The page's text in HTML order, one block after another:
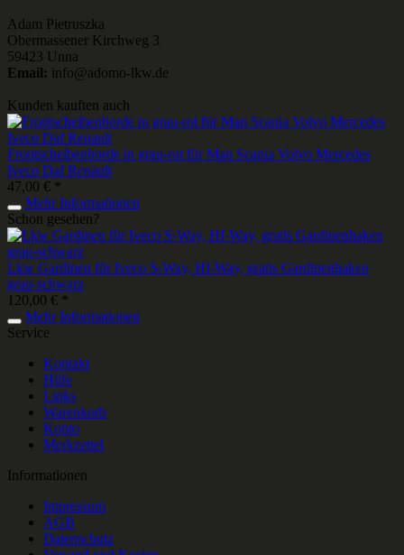
Adam Pietruszka
Obermassener Kirchweg 3
59423 Unna
Email: info@adomo-lkw.de
Kunden kauften auch
Frontscheibenborde in grau-rot für Man Scania Volvo Mercedes
Iveco Daf Renault
47,00 € *
Mehr Informationen
Schon gesehen?
Lkw Gardinen für Iveco S-Way, HI-Way, gratis Gardinenhaken
grau-schwarz
120,00 € *
Mehr Informationen
Service
Kontakt
Hilfe
Links
Warenkorb
Konto
Merkzettel
Informationen
Impressum
AGB
Datenschutz